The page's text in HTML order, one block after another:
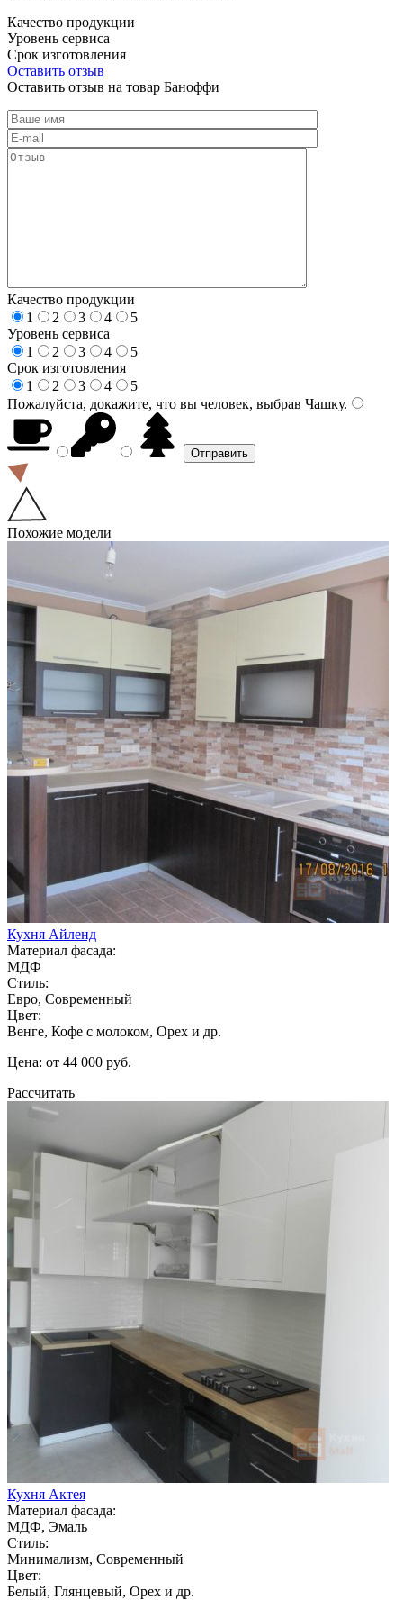
Качество продукции
Уровень сервиса
Срок изготовления
Оставить отзыв
Оставить отзыв на товар Баноффи
Качество продукции
1
2 3 4
5
Уровень сервиса
1
2 3 4
5
Срок изготовления
1
2 3 4
5
Пожалуйста, докажите, что вы человек, выбрав Чашку.
Похожие модели
Кухня Айленд
Материал фасада:
МДФ
Стиль:
Евро, Современный
Цвет:
Венге, Кофе с молоком, Орех и др.
Цена: от 44 000 руб.
Рассчитать
Кухня Актея
Материал фасада:
МДФ, Эмаль
Стиль:
Минимализм, Современный
Цвет:
Белый, Глянцевый, Орех и др.